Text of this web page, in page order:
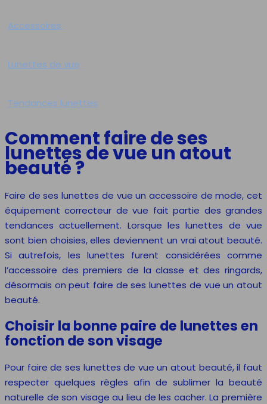
Accessoires
Lunettes de vue
Tendances lunettes
Comment faire de ses
lunettes de vue un atout
beauté ?
Faire de ses lunettes de vue un accessoire de mode, cet
équipement correcteur de vue fait partie des grandes
tendances actuellement. Lorsque les lunettes de vue
sont bien choisies, elles deviennent un vrai atout beauté.
Si autrefois, les lunettes furent considérées comme
l’accessoire des premiers de la classe et des ringards,
désormais on peut faire de ses lunettes de vue un atout
beauté.
Choisir la bonne paire de lunettes en
fonction de son visage
Pour faire de ses lunettes de vue un atout beauté, il faut
respecter quelques règles afin de sublimer la beauté
naturelle de son visage au lieu de les cacher. La première